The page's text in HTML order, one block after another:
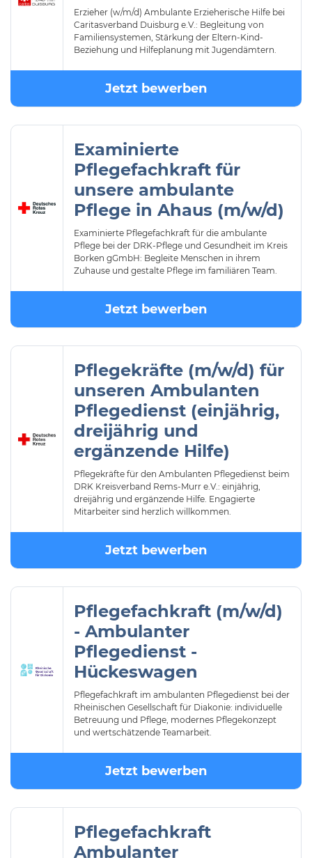
Erzieher (w/m/d) Ambulante Erzieherische Hilfe bei
Caritasverband Duisburg e.V.: Begleitung von
Familiensystemen, Stärkung der Eltern-Kind-
Beziehung und Hilfeplanung mit Jugendämtern.
Jetzt bewerben
Examinierte
Pflegefachkraft für
unsere ambulante
Pflege in Ahaus (m/w/d)
Examinierte Pflegefachkraft für die ambulante
Pflege bei der DRK-Pflege und Gesundheit im Kreis
Borken gGmbH: Begleite Menschen in ihrem
Zuhause und gestalte Pflege im familiären Team.
Jetzt bewerben
Pflegekräfte (m/w/d) für
unseren Ambulanten
Pflegedienst (einjährig,
dreijährig und
ergänzende Hilfe)
Pflegekräfte für den Ambulanten Pflegedienst beim
DRK Kreisverband Rems-Murr e.V.: einjährig,
dreijährig und ergänzende Hilfe. Engagierte
Mitarbeiter sind herzlich willkommen.
Jetzt bewerben
Pflegefachkraft (m/w/d)
- Ambulanter
Pflegedienst -
Hückeswagen
Pflegefachkraft im ambulanten Pflegedienst bei der
Rheinischen Gesellschaft für Diakonie: individuelle
Betreuung und Pflege, modernes Pflegekonzept
und wertschätzende Teamarbeit.
Jetzt bewerben
Pflegefachkraft
Ambulanter